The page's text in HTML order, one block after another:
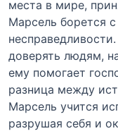
места в мире,
Марсель борется
доверять людям,
ему помогает
разница между
Марсель учится
разрушая себя и